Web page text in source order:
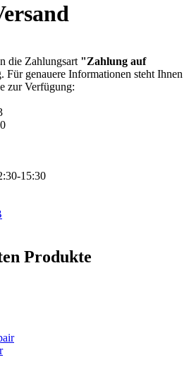
die Zahlungsart "Zahlung auf
Für genauere Informationen steht Ihnen
zur Verfügung:
15:30
Produkte